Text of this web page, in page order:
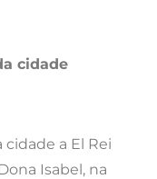
cidade
a El Rei
Isabel, na